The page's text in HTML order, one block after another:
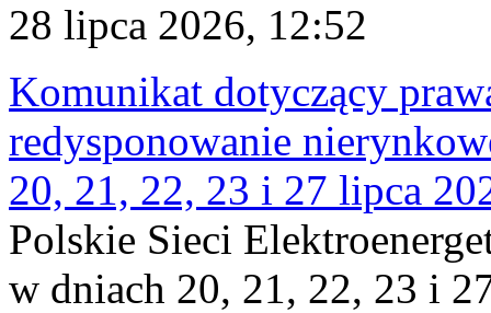
28 lipca 2026, 12:52
Komunikat dotyczący
redysponowanie
20, 21, 22, 23 i 27 lipca
Polskie Sieci
w dniach 20, 21, 22, 23 i